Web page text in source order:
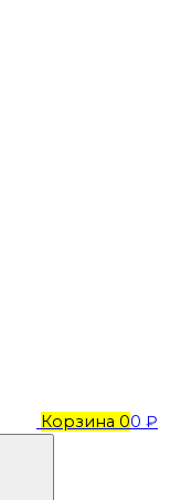
Корзина 00 ₽